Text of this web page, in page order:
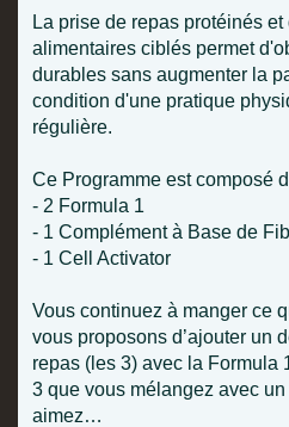
La prise de repas protéinés
alimentaires ciblés permet
durables sans augmenter la
condition d'une pratique
régulière.
Ce Programme est composé
- 2 Formula 1
- 1 Complément à Base de
- 1 Cell Activator
Vous continuez à manger ce
vous proposons d’ajouter un
repas (les 3) avec la Formula
3 que vous mélangez avec
aimez…